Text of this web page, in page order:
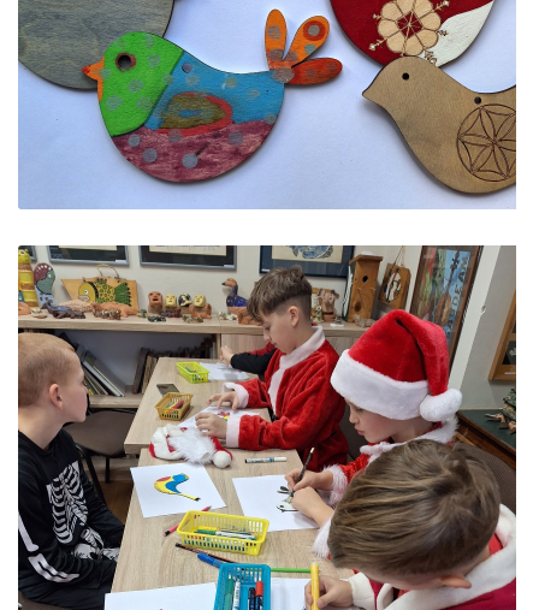
PROJEKTAS ,,KULTŪROS SKŪNĖ". Keramikos dirbtuvės
ES PROJEKTAS GENIUS LOCI. Išleistas bukletas ,,Vydūno
BAIGIAMAS ES PROJEKTAS GENIUS LOCI
ES PROJEKTAS GENIUS LOCI. Vydūno šviesos festivalis.
ES PROJEKTAS GENIUS LOCI. Įrengtas Vydūno suolelis
ES PROJEKTAS GENIUS LOCI. Kieme ,,dygsta"
ES PROJEKTAS GENIUS LOCI. Rengiamas Vydūno suolelis
ES PROJEKTAS GENIUS LOCI. Vydūno šviesos festivalio
ES PROJEKTAS GENIUS LOCI. Įrengtas Vydūno šviesos
ES PROJEKTAS GENIUS LOCI. Įrengtas kiemo apšvietimas
ES projektas GENIUS LOCI. Audio gidas muziejuje